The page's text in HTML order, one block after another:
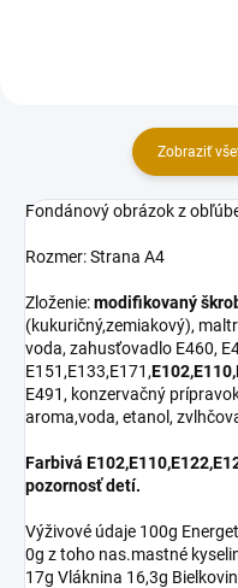
Zobraziť
Fondánový obrázok z
Rozmer: Strana A4
Zloženie:modifikovaný
(kukuričný,zemiakový),
voda, zahusťovadlo E460,
E151,E133,E171,
E491, konzervačný
aroma,voda, etanol,
Farbivá
pozornosť detí.
Výživové údaje 100g
0g z toho nas.mastné
17g Vláknina 16,3g